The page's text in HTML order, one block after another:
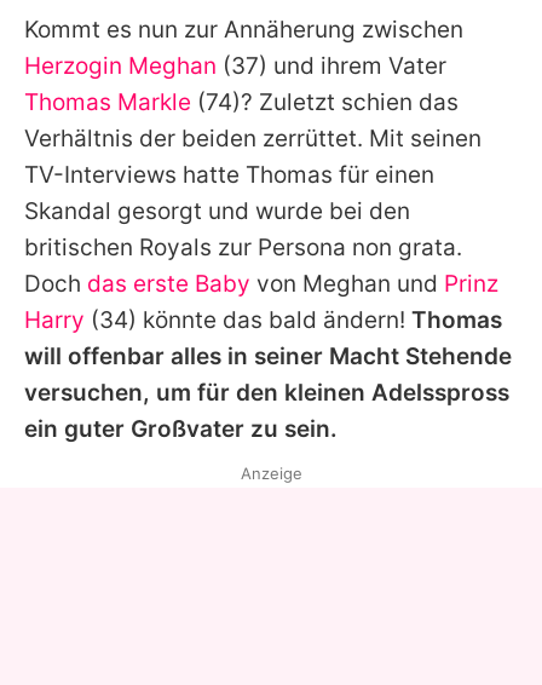
Impressum
Datenschutzerklärung
Nutzungsbedingungen
Utiq verwalten
Kommt es nun zur Annäherung zwischen
Herzogin Meghan (37) und ihrem Vater
Thomas Markle (74)? Zuletzt schien das
Verhältnis der beiden zerrüttet. Mit seinen
TV-Interviews hatte Thomas für einen
Skandal gesorgt und wurde bei den
britischen Royals zur Persona non grata.
Doch das erste Baby von Meghan und Prinz
Harry (34) könnte das bald ändern! Thomas
will offenbar alles in seiner Macht Stehende
versuchen, um für den kleinen Adelsspross
ein guter Großvater zu sein.
Anzeige